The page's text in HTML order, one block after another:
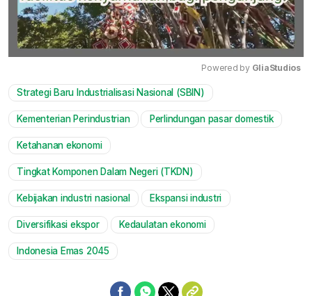
Powered by GliaStudios
Strategi Baru Industrialisasi Nasional (SBIN)
Kementerian Perindustrian Perlindungan pasar domestik
Ketahanan ekonomi
Tingkat Komponen Dalam Negeri (TKDN)
Kebijakan industri nasional Ekspansi industri
Diversifikasi ekspor Kedaulatan ekonomi
Indonesia Emas 2045